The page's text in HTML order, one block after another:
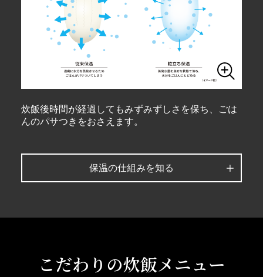
炊飯後時間が経過してもみずみずしさを保ち、ごは
んのパサつきをおさえます。
保温の仕組みを知る
こだわりの炊飯メニュー